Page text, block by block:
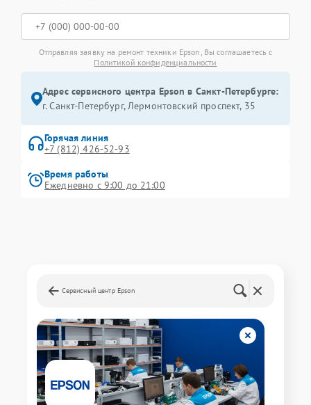
Отправляя заявку на ремонт техники Epson, Вы соглашаетесь с
Политикой конфиденциальности
Адрес сервисного центра Epson в Санкт-Петербурге:
г. Санкт-Петербург, Лермонтовский проспект, 35
Горячая линия
+7 (812) 426-52-93
Время работы
Ежедневно с 9:00 до 21:00
Сервисный центр Epson